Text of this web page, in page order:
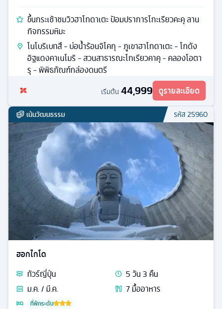
ขึ้นกระเช้าชมวิวฮาโกดาเตะ ป้อมปราการโกะเรียวคะคุ ลาน
กิจกรรมหิมะ
โนโบริเบทสึ - บ่อน้ำร้อนจิโคกุ - ภูเขาฮาโกดาเตะ - โกดัง
อิฐแดงคาเนโมริ - สวนสาธารณะโกเรียวคาคุ - คลองโอตา
รุ - พิพิธภัณฑ์กล่องดนตรี
เริ่มต้น 44,999 ดูรายละเอียด
เน้นวัฒนธรรม รหัส25960
ฮอกไกโด
ทัวร์ญี่ปุ่น 5วัน3 คืน
ม.ค. / มี.ค.
7มื้ออาหาร
ที่พักระดับ